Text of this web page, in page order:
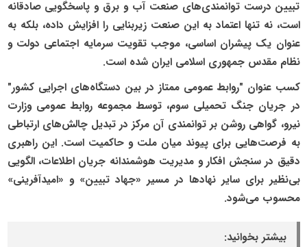
تبیین درست توانمندی‌های صنعت آب و برق و پاسخگویی صادقانه
است، نه تنها اعتماد به این صنعت زیربنایی را افزایش داده، بلکه به
عنوان یک پیشران اساسی، موجب تقویت سرمایه اجتماعی دولت و
نظام مقدس جمهوری اسلامی ایران شده است.
کسب عنوان "روابط عمومی ممتاز در بین دستگاه‌های اجرایی کشور"
در جریان جنگ تحمیلی سوم، توسط مجموعه روابط عمومی وزارت
نیرو، گواهی روشن بر توانمندی آن مرکز در تبدیل چالش‌های ارتباطی
به فرصت‌هایی برای پیوند میان ملت و حاکمیت است. این راهبری
دقیق در سنجش افکار و مدیریت هوشمندانه جریان اطلاعات، الگویی
بی‌نظیر برای سایر نهادها در مسیر «جهاد تبیین» و «امیدآفرینی»
محسوب می‌شود.
بیشتر بخوانید: